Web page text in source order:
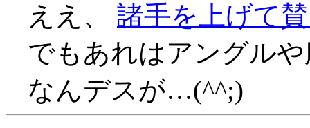
ええ、 諸手を上げて
でもあれはアングル
なんデスが…(^^;)